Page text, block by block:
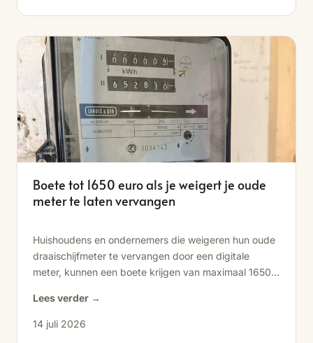
Boete tot 1650 euro als je weigert je oude
meter te laten vervangen
Huishoudens en ondernemers die weigeren hun oude
draaischijfmeter te vervangen door een digitale
meter, kunnen een boete krijgen van maximaal 1650
2027...
Lees verder →
14 juli 2026